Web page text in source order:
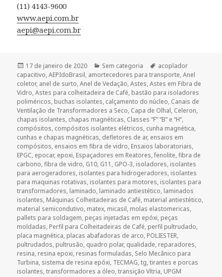
(11) 4143-9600
www.aepi.com.br
aepi@aepi.com.br
Publicado
em
17 de janeiro de 2020 Categorias
Sem categoria Tags
acoplador
capacitivo,AEPIdoBrasil, amortecedores para transporte,Anel
coletor, anel de surto,Anel de Vedação,Astes,Astes em Fibra de
Vidro,Astes para colheitadeira de Café, bastão para isoladores
poliméricos, buchas isolantes, calçamento do núcleo, Canais de
Ventilação de Transformadores a Seco, Capa de Olhal, Celeron,
chapas isolantes, chapas magnéticas, Classes “F” “B” e “H”,
compósitos, compósitos isolantes elétricos, cunha magnética,
cunhas e chapas magnéticas, defletores de ar, ensaios em
compósitos, ensaios em fibra de vidro, Ensaios laboratoriais,
EPGC, epocar, epoxi, Espaçadores em Reatores,fenolite,fibra de
carbono,fibra de vidro, G10, G11 , GPO-3, isoladores, isolantes
para aerogeradores, isolantes para hidrogeradores, isolantes
para maquinas rotativas, isolantes para motores, isolantes para
transformadores, laminado, laminado antiestético, laminados
isolantes, Máquinas Colheitadeiras de Café, material antiestético,
material semicondutivo, matex, micasil, molas elastomericas,
pallets para soldagem, peças injetadas em epóxi, peças
moldadas, Perfil para Colheitadeiras de Café, perfil pultrudado,
placa magnética, placas abafadoras de arco, POLIESTER,
pultrudados, pultrusão, quadro polar, qualidade, reparadores,
resina, resina epoxi, resinas formuladas, Selo Mecânico para
Turbina, sistema de resina epóxi, TECMAG,tg,tirantes e porcas
isolantes,transformadores a óleo,transição Vítria, UPGM